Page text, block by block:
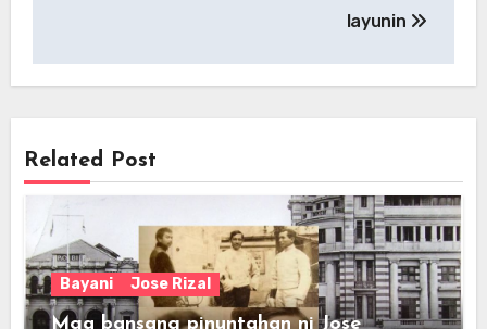
layunin
Related Post
Bayani Jose Rizal
Mga bansang pinuntahan ni Jose